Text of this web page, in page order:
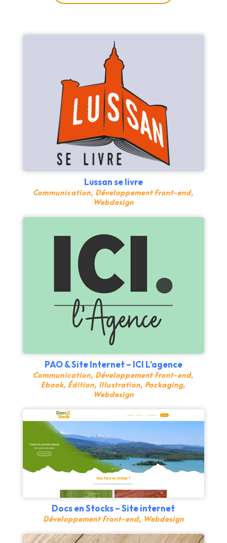
Lussan se livre
Communication, Développement Front-end,
Webdesign
PAO & Site Internet – ICI L’agence
Communication, Développement Front-end,
Ebook, Édition, Illustration, Packaging,
Webdesign
Docs en Stocks – Site internet
Développement Front-end, Webdesign